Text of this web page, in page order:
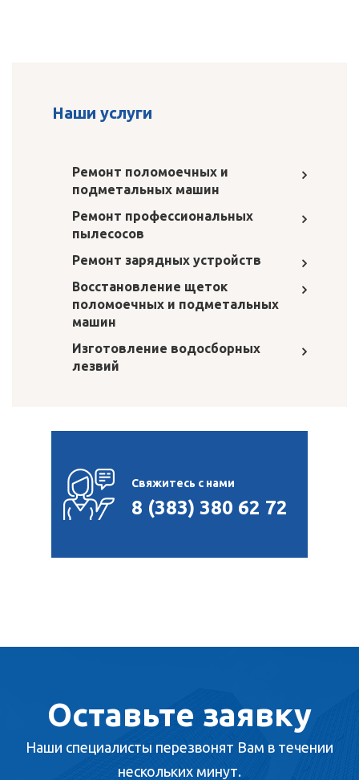
Наши услуги
Ремонт поломоечных и
подметальных машин
Ремонт профессиональных
пылесосов
Ремонт зарядных устройств
Восстановление щеток
поломоечных и подметальных
машин
Изготовление водосборных
лезвий
Свяжитесь с нами
8 (383) 380 62 72
Оставьте заявку
Наши специалисты перезвонят Вам в течении
нескольких минут.